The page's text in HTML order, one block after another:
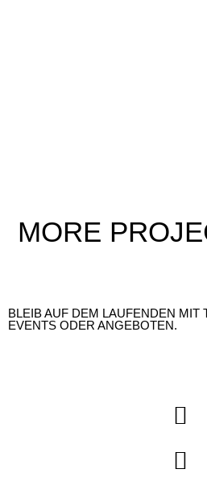
MORE
BLEIB AUF DEM LAUFENDEN MIT
EVENTS ODER ANGEBOTEN.